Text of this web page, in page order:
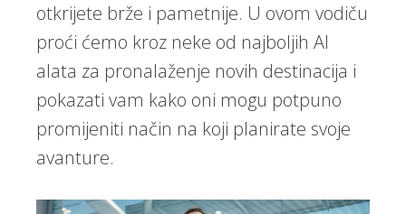
otkrijete brže i pametnije. U ovom vodiču
proći ćemo kroz neke od najboljih AI
alata za pronalaženje novih destinacija i
pokazati vam kako oni mogu potpuno
promijeniti način na koji planirate svoje
avanture.